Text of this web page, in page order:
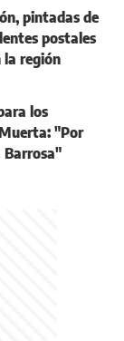
pintadas de
postales
la región
los
"Por
Barrosa"